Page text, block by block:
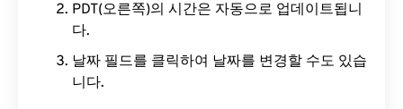
PDT(오른쪽)의 시간은 자동으로 업데이트됩니
다.
날짜 필드를 클릭하여 날짜를 변경할 수도 있습
니다.